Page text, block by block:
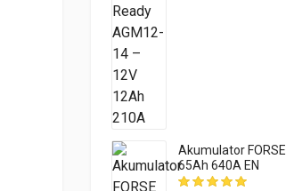
Akumulator FORSE
65Ah 640A EN
PRAWY PLUS